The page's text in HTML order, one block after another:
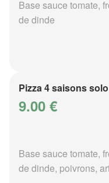
Base sauce tomate,
de dinde
Pizza 4 saisons solo
9.00 €
Base sauce tomate,
de dinde, poivrons,